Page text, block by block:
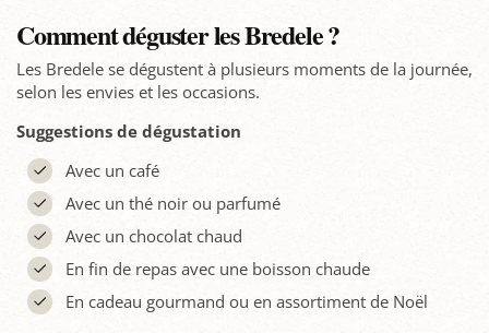
Comment déguster les Bredele ?
Les Bredele se dégustent à plusieurs moments de la journée,
selon les envies et les occasions.
Suggestions de dégustation
Avec un café
Avec un thé noir ou parfumé
Avec un chocolat chaud
En fin de repas avec une boisson chaude
En cadeau gourmand ou en assortiment de Noël